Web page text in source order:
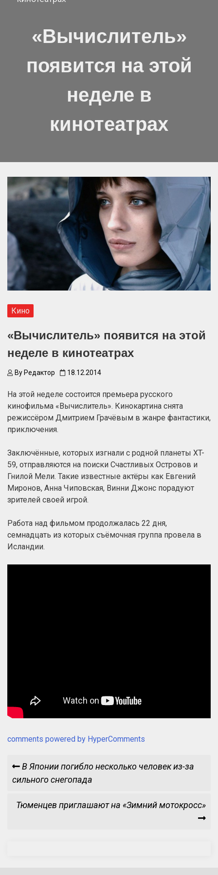
«Вычислитель»
появится на этой
неделе в
кинотеатрах
Кино
«Вычислитель» появится на этой
неделе в кинотеатрах
ByРедактор 18.12.2014
На этой неделе состоится премьера русского
кинофильма «Вычислитель». Кинокартина снята
режиссёром Дмитрием Грачёвым в жанре фантастики,
приключения.
Заключённые, которых изгнали с родной планеты XT-
59, отправляются на поиски Счастливых Островов и
Гнилой Мели. Такие известные актёры как Евгений
Миронов, Анна Чиповская, Винни Джонс порадуют
зрителей своей игрой.
Работа над фильмом продолжалась 22 дня,
семнадцать из которых съёмочная группа провела в
Исландии.
comments powered by HyperComments
Навигация
записям
Previous
Post
В Японии погибло несколько человек из-за
сильного снегопада
Next
Тюменцев приглашают на «Зимний мотокросс»